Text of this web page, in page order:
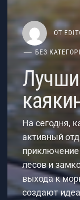
ОТ
БЕЗ
На сегодня,
активный
лесов и
выхода к
создают